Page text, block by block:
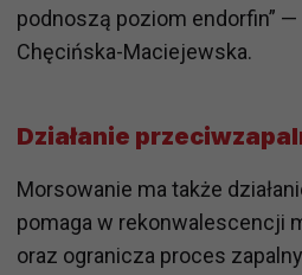
podnoszą poziom endorfin”
Chęcińska-Maciejewska.
Działanie
Morsowanie ma także
pomaga w rekonwalescencji
oraz ogranicza proces